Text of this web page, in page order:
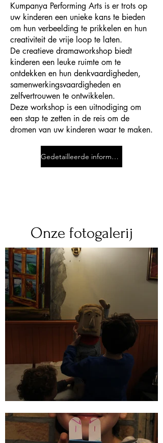
Kumpanya Performing Arts is er trots op
uw kinderen een unieke kans te bieden
om hun verbeelding te prikkelen en hun
creativiteit de vrije loop te laten.
De creatieve dramaworkshop biedt
kinderen een leuke ruimte om te
ontdekken en hun denkvaardigheden,
samenwerkingsvaardigheden en
zelfvertrouwen te ontwikkelen.
Deze workshop is een uitnodiging om
een stap te zetten in de reis om de
dromen van uw kinderen waar te maken.
Gedetailleerde informatie en registratie
Onze fotogalerij